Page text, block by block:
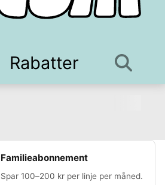
Rabatter
på nett
Familieabonnement
Spar 100–200 kr per linje per måned.